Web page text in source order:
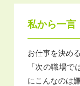
私から一言
お仕事を決め
「次の職場
にこんなのは